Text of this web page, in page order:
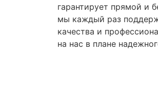
гарантирует прямой и
мы каждый раз
качества и
на нас в плане